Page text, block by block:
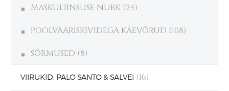
MASKULIINSUSE NURK (24)
POOLVÄÄRISKIVIDEGA KÄEVÕRUD (108)
SÕRMUSED (8)
VIIRUKID, PALO SANTO & SALVEI (16)